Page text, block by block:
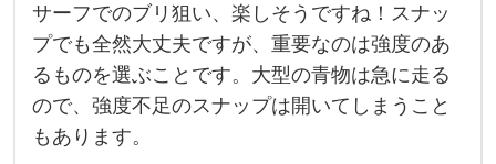
サ
ー
フ
で
ブ
リ
狙
サーフでのブリ狙い、楽しそうですね！スナッ
プでも全然大丈夫ですが、重要なのは強度のあ
るものを選ぶことです。大型の青物は急に走る
ので、強度不足のスナップは開いてしまうこと
もあります。